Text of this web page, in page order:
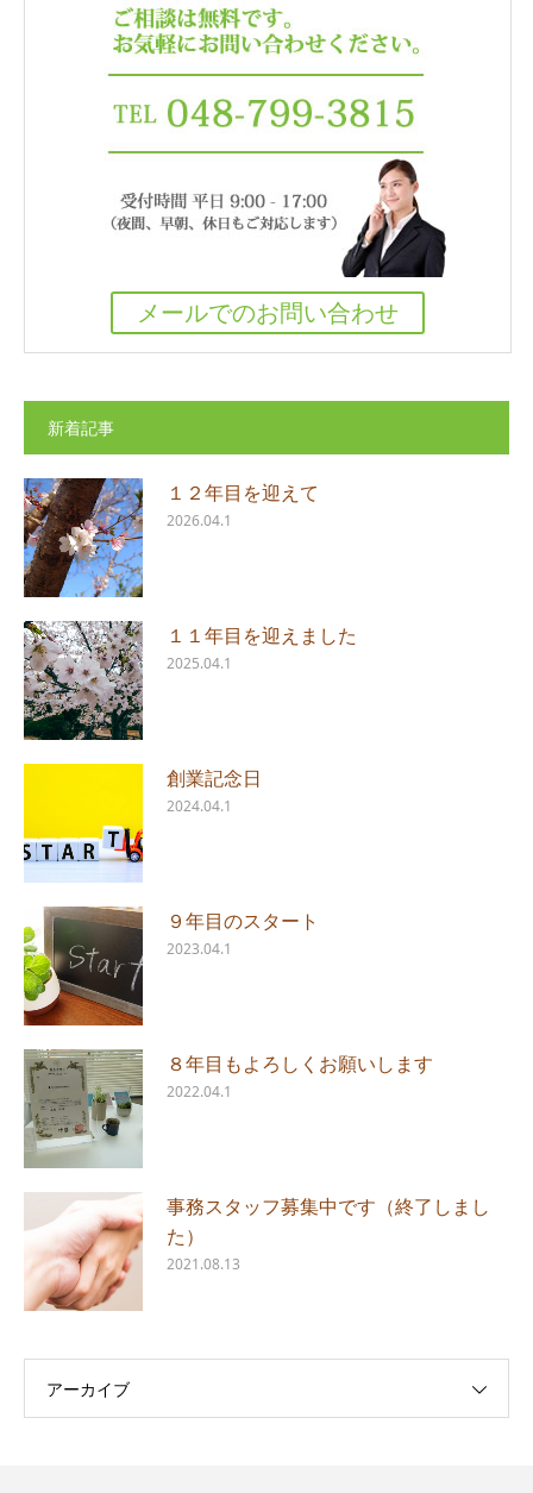
メールでのお問い合わせ
新着記事
１２年目を迎えて
2026.04.1
１１年目を迎えました
2025.04.1
創業記念日
2024.04.1
９年目のスタート
2023.04.1
８年目もよろしくお願いします
2022.04.1
事務スタッフ募集中です（終了しまし
た）
2021.08.13
アーカイブ